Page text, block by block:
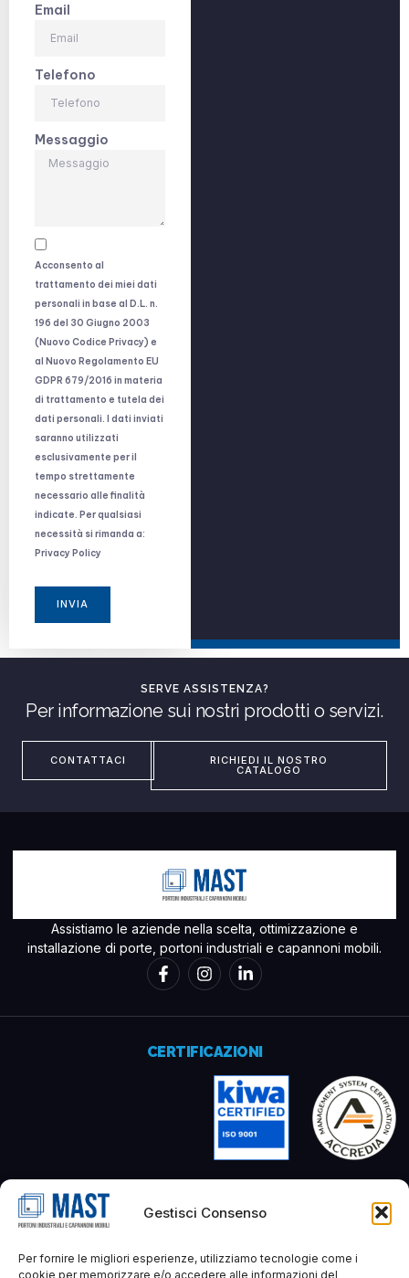
Gestisci Consenso
Per fornire le migliori esperienze, utilizziamo tecnologie come i
cookie per memorizzare e/o accedere alle informazioni del
Email
Telefono
Messaggio
Acconsento al
trattamento dei miei dati
personali in base al D.L. n.
196 del 30 Giugno 2003
(Nuovo Codice Privacy) e
al Nuovo Regolamento EU
GDPR 679/2016 in materia
di trattamento e tutela dei
dati personali. I dati inviati
saranno utilizzati
esclusivamente per il
tempo strettamente
necessario alle finalità
indicate. Per qualsiasi
necessità si rimanda a:
Privacy Policy
INVIA
SERVE ASSISTENZA?
Per informazione sui nostri prodotti o servizi.
CONTATTACI RICHIEDI IL NOSTRO
CATALOGO
Assistiamo le aziende nella scelta, ottimizzazione e
installazione di porte, portoni industriali e capannoni mobili.
CERTIFICAZIONI
MAST SRL
Calenzano – Firenze – Italy